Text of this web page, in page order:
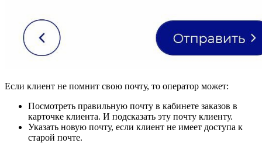
Если клиент не помнит свою почту, то оператор может:
Посмотреть правильную почту в кабинете заказов в
карточке клиента. И подсказать эту почту клиенту.
Указать новую почту, если клиент не имеет доступа к
старой почте.